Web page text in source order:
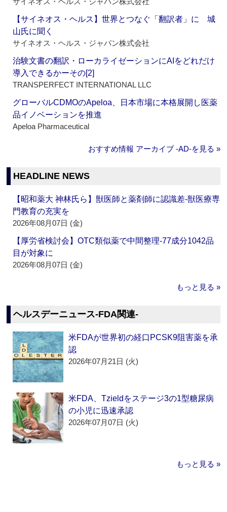
【サイネオス・ヘルス】世界とつなぐ「翻訳者」に 城
山氏に聞く
サイネオス・ヘルス・ジャパン株式会社
治験文書の翻訳・ローカライゼーションにAIをどれだけ
導入できるかーその[2]
TRANSPERFECT INTERNATIONAL LLC
グローバルCDMOのApeloa、日本市場に本格展開し医薬
品イノベーションを推進
Apeloa Pharmaceutical
おすすめ情報 アーカイブ ‐AD‐を見る »
HEADLINE NEWS
【昭和薬大 神林氏ら】獣医師と薬剤師に認識差‐獣医療専
門教育の充実を
2026年08月07日 (金)
【厚労省検討会】OTC類似薬で中間整理‐77成分1042品
目が対象に
2026年08月07日 (金)
もっと見る »
ヘルスデーニュース‐FDA関連‐
米FDAが世界初の経口PCSK9阻害薬を承
認
2026年07月21日 (火)
米FDA、Tzieldをステージ3の1型糖尿病
の小児に迅速承認
2026年07月07日 (火)
もっと見る »